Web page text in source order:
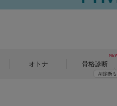
オトナ 骨格診断